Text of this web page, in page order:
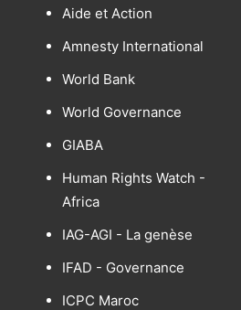
Aide et Action
Amnesty International
World Bank
World Governance
GIABA
Human Rights Watch -
Africa
IAG-AGI - La genèse
IFAD - Governance
ICPC Maroc